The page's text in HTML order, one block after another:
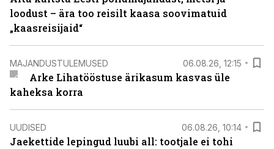
loodust – ära too reisilt kaasa soovimatuid
„kaasreisijaid“
MAJANDUSTULEMUSED 06.08.26, 12:15
Arke Lihatööstuse ärikasum kasvas üle
kaheksa korra
UUDISED 06.08.26, 10:14
Jaekettide lepingud luubi all: tootjale ei tohi